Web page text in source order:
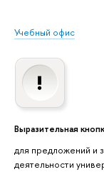
Учебный офис
Выразительная
для предложений и
деятельности